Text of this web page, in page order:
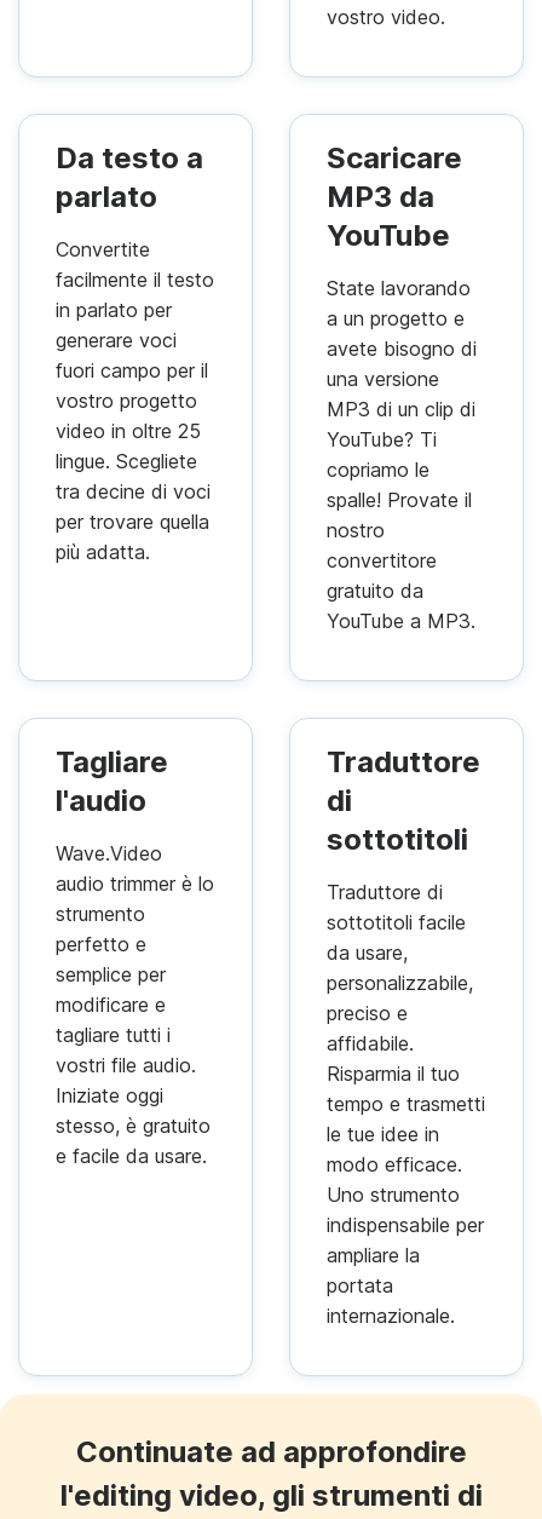
vostro video.
Da testo a
parlato
Convertite
facilmente il testo
in parlato per
generare voci
fuori campo per il
vostro progetto
video in oltre 25
lingue. Scegliete
tra decine di voci
per trovare quella
più adatta.
Scaricare
MP3 da
YouTube
State lavorando
a un progetto e
avete bisogno di
una versione
MP3 di un clip di
YouTube? Ti
copriamo le
spalle! Provate il
nostro
convertitore
gratuito da
YouTube a MP3.
Tagliare
l'audio
Wave.Video
audio trimmer è lo
strumento
perfetto e
semplice per
modificare e
tagliare tutti i
vostri file audio.
Iniziate oggi
stesso, è gratuito
e facile da usare.
Traduttore
di
sottotitoli
Traduttore di
sottotitoli facile
da usare,
personalizzabile,
preciso e
affidabile.
Risparmia il tuo
tempo e trasmetti
le tue idee in
modo efficace.
Uno strumento
indispensabile per
ampliare la
portata
internazionale.
Continuate ad approfondire
l'editing video, gli strumenti di